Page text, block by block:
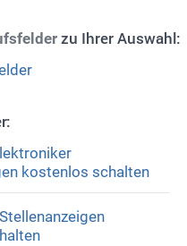
zu Ihrer Auswahl:
kostenlos schalten